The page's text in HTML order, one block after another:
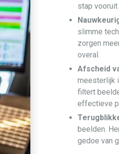
stap
slimme
zorgen
overal.
Afscheid
meesterlijk
filtert
effectieve
beelden.
gedoe van